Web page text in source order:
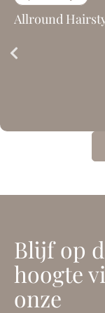
Allround
Blijf op
hoogte
onze